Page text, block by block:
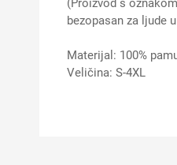
(Proizvod s
bezopasan za ljude
Materijal: 100%
Veličina: S-4XL